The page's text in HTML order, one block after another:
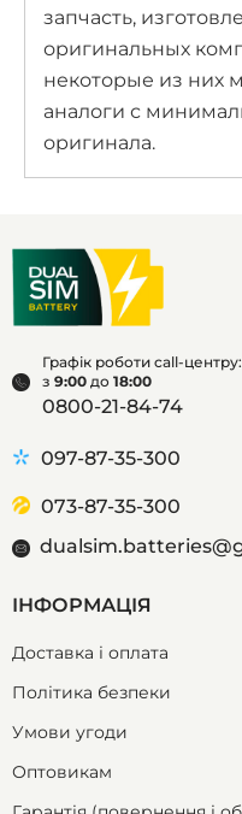
запчасть,
оригинальных
некоторые из них
аналоги с
оригинала.
Графік роботи call-
з 9:00 до 18:00
0800-21-84-74
097-87-35-300
073-87-35-300
ІНФОРМАЦІЯ
Доставка і оплата
Політика безпеки
Умови угоди
Оптовикам